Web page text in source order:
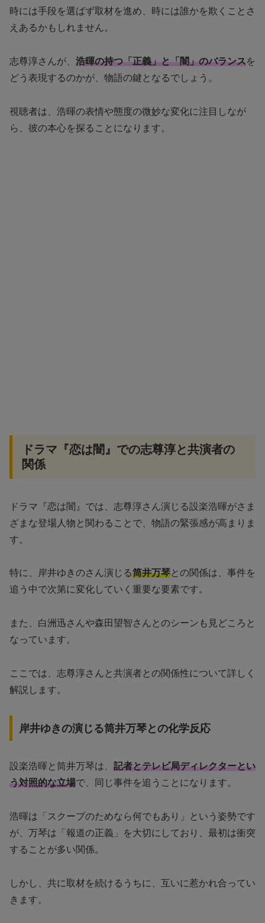
時には手段を選ばず取材を進め、時には誰かを欺くことさ
えあるかもしれません。
志尊淳さんが、 浩暉の持つ「正義」と「闇」のバランスを
どう表現するのかが、物語の鍵となるでしょう。
視聴者は、浩暉の表情や態度の微妙な変化に注目しなが
ら、彼の本心を探ることになります。
ドラマ『恋は闇』での志尊淳と共演者の
関係
ドラマ『恋は闇』では、志尊淳さん演じる設楽浩暉がさま
ざまな登場人物と関わることで、物語の緊張感が高まりま
す。
特に、岸井ゆきのさん演じる筒井万琴との関係は、事件を
追う中で次第に変化していく重要な要素です。
また、白洲迅さんや森田望智さんとのシーンも見どころと
なっています。
ここでは、志尊淳さんと共演者との関係性について詳しく
解説します。
岸井ゆきの演じる筒井万琴との化学反応
設楽浩暉と筒井万琴は、 記者とテレビ局ディレクターとい
う対照的な立場で、同じ事件を追うことになります。
浩暉は「スクープのためなら何でもあり」という姿勢です
が、万琴は「報道の正義」を大切にしており、最初は衝突
することが多い関係。
しかし、共に取材を続けるうちに、互いに惹かれ合ってい
きます。